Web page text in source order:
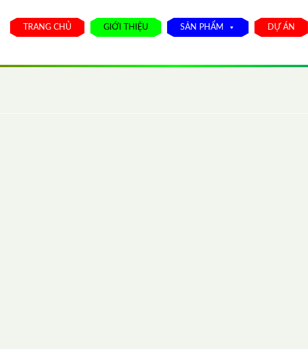
TRANG CHỦ GIỚI THIỆU SẢN PHẨM DỰ ÁN